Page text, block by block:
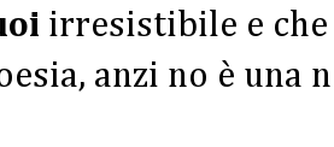
irresistibile e
anzi no è una